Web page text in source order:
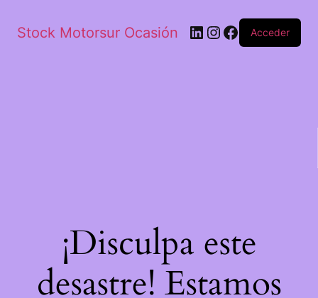
Stock Motorsur Ocasión Acceder
¡Disculpa este
desastre! Estamos